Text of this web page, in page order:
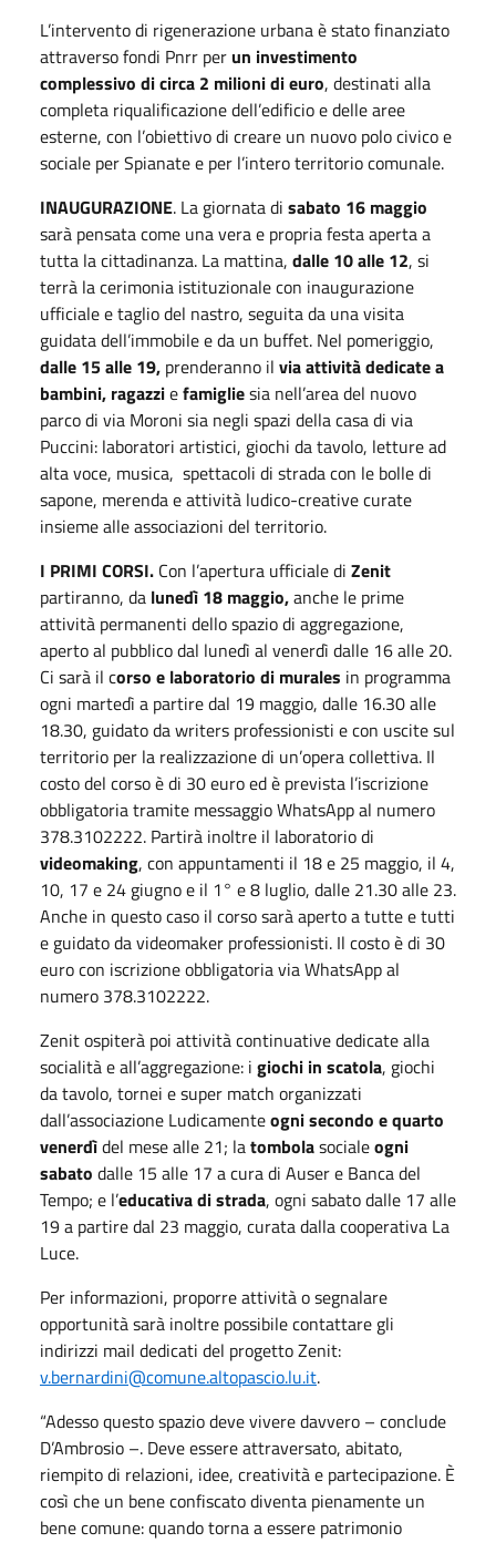
L’intervento di rigenerazione urbana è stato finanziato
attraverso fondi Pnrr per un investimento
complessivo di circa 2 milioni di euro, destinati alla
completa riqualificazione dell’edificio e delle aree
esterne, con l’obiettivo di creare un nuovo polo civico e
sociale per Spianate e per l’intero territorio comunale.
INAUGURAZIONE. La giornata di sabato 16 maggio
sarà pensata come una vera e propria festa aperta a
tutta la cittadinanza. La mattina, dalle 10 alle 12, si
terrà la cerimonia istituzionale con inaugurazione
ufficiale e taglio del nastro, seguita da una visita
guidata dell’immobile e da un buffet. Nel pomeriggio,
dalle 15 alle 19, prenderanno il via attività dedicate a
bambini, ragazziefamigliesia nell’area del nuovo
parco di via Moroni sia negli spazi della casa di via
Puccini: laboratori artistici, giochi da tavolo, letture ad
alta voce, musica, spettacoli di strada con le bolle di
sapone, merenda e attività ludico-creative curate
insieme alle associazioni del territorio.
I PRIMI CORSI. Con l’apertura ufficiale di Zenit
partiranno, da lunedì 18 maggio,anche le prime
attività permanenti dello spazio di aggregazione,
aperto al pubblico dal lunedì al venerdì dalle 16 alle 20.
Ci sarà il corso e laboratorio di murales in programma
ogni martedì a partire dal 19 maggio, dalle 16.30 alle
18.30, guidato da writers professionisti e con uscite sul
territorio per la realizzazione di un’opera collettiva. Il
costo del corso è di 30 euro ed è prevista l’iscrizione
obbligatoria tramite messaggio WhatsApp al numero
378.3102222. Partirà inoltre il laboratorio di
videomaking, con appuntamenti il 18 e 25 maggio, il 4,
10, 17 e 24 giugno e il 1° e 8 luglio, dalle 21.30 alle 23.
Anche in questo caso il corso sarà aperto a tutte e tutti
e guidato da videomaker professionisti. Il costo è di 30
euro con iscrizione obbligatoria via WhatsApp al
numero 378.3102222.
Zenit ospiterà poi attività continuative dedicate alla
socialità e all’aggregazione: i giochi in scatola, giochi
da tavolo, tornei e super match organizzati
dall’associazione Ludicamenteogni secondo e quarto
venerdìdel mese alle 21; latombolasocialeogni
sabato dalle 15 alle 17 a cura di Auser e Banca del
Tempo; e l’educativa di strada, ogni sabato dalle 17 alle
19 a partire dal 23 maggio, curata dalla cooperativa La
Luce.
Per informazioni, proporre attività o segnalare
opportunità sarà inoltre possibile contattare gli
indirizzi mail dedicati del progetto Zenit:
v.bernardini@comune.altopascio.lu.it.
“Adesso questo spazio deve vivere davvero – conclude
D’Ambrosio –. Deve essere attraversato, abitato,
riempito di relazioni, idee, creatività e partecipazione. È
così che un bene confiscato diventa pienamente un
bene comune: quando torna a essere patrimonio